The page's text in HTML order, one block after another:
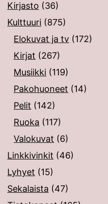
Kirjasto (36)
Kulttuuri (875)
Elokuvat ja tv (172)
Kirjat (267)
Musiikki (119)
Pakohuoneet (14)
Pelit (142)
Ruoka (117)
Valokuvat (6)
Linkkivinkit (46)
Lyhyet (15)
Sekalaista (47)